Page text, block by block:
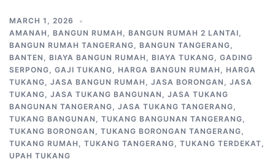
MARCH 1, 2026
AMANAH , BANGUN RUMAH , BANGUN RUMAH 2 LANTAI,
BANGUN RUMAH TANGERANG, BANGUN TANGERANG,
BANTEN , BIAYA BANGUN RUMAH , BIAYA TUKANG, GADING
SERPONG, GAJI TUKANG, HARGA BANGUN RUMAH , HARGA
TUKANG, JASA BANGUN RUMAH , JASA BORONGAN , JASA
TUKANG, JASA TUKANG BANGUNAN , JASA TUKANG
BANGUNAN TANGERANG, JASA TUKANG TANGERANG,
TUKANG BANGUNAN , TUKANG BANGUNAN TANGERANG,
TUKANG BORONGAN , TUKANG BORONGAN TANGERANG,
TUKANG RUMAH , TUKANG TANGERANG, TUKANG TERDEKAT,
UPAH TUKANG